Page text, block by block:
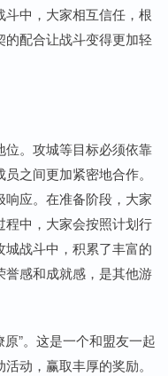
中，大家相互信任，根
配合让战斗变得更加轻
。攻城等目标必须依靠
之间更加紧密地合作。
应。在准备阶段，大家
中，大家会按照计划行
战斗中，积累了丰富的
感和成就感，是其他游
”。这是一个和盟友一起
动，赢取丰厚的奖励。